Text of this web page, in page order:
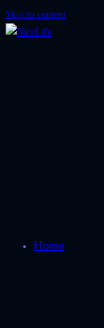
Skip to content
Home